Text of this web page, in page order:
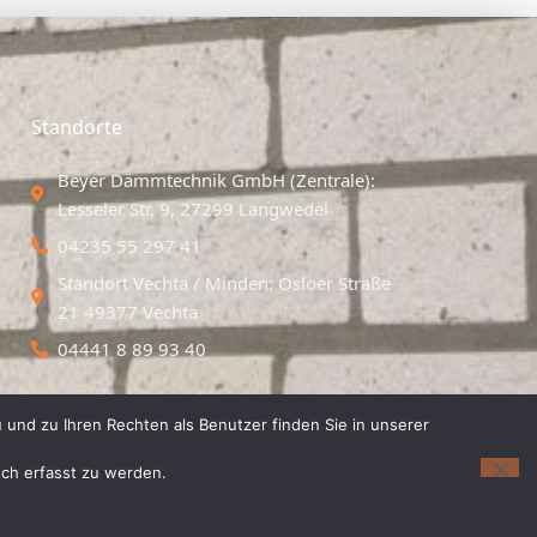
Standorte
Beyer Dämmtechnik GmbH (Zentrale):
Lesseler Str. 9, 27299 Langwedel
04235 55 297 41
Standort Vechta / Minden: Osloer Straße
21 49377 Vechta
04441 8 89 93 40
zu Ihren Rechten als Benutzer finden Sie in unserer
erfasst zu werden.